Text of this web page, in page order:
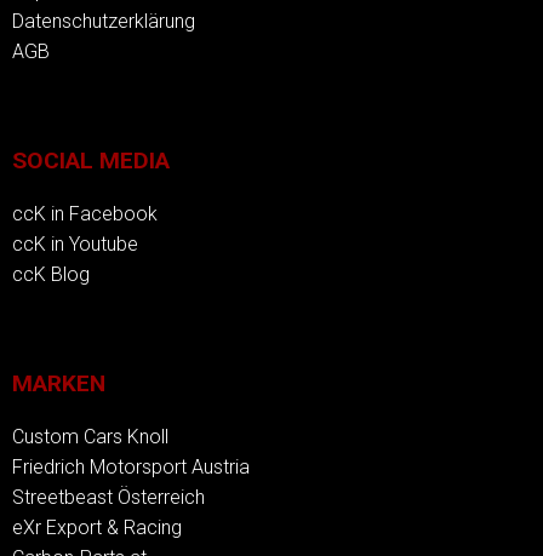
Datenschutzerklärung
AGB
SOCIAL MEDIA
ccK in Facebook
ccK in Youtube
ccK Blog
MARKEN
Custom Cars Knoll
Friedrich Motorsport Austria
Streetbeast Österreich
eXr Export & Racing